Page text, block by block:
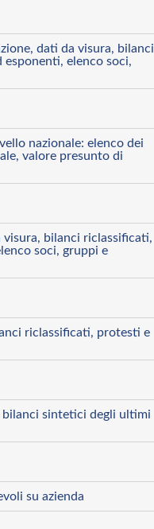
dati da visura, bilanci
elenco soci,
nazionale: elenco dei
valore presunto di
visura, bilanci riclassificati,
soci, gruppi e
riclassificati, protesti e
bilanci sintetici degli ultimi
su azienda